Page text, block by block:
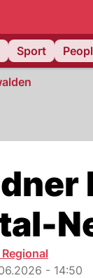
Sport
- 14:50